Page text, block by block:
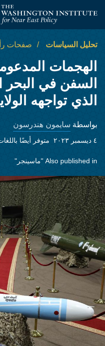
معهد واشنطن لسياسات الشرق
تحليل السياسات صفحات
الهجمات
السفن في البحر
الذي تواجهه
بواسطة سايمون هندرسون
٤ ديسمبر ٢٠٢٣ متوفر أيضًا
Also published in "ماسينجر"